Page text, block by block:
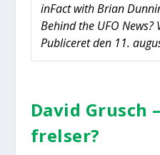
inFa­ct with Bri­an
Behind the UFO
Publi­ce­ret den 11.
David
frel­ser?